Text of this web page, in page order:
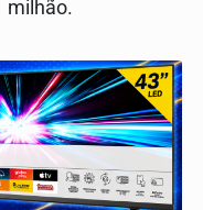
milhão.